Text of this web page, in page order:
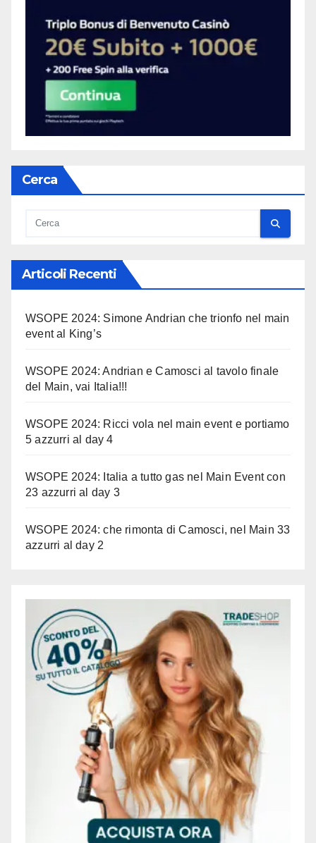
Cerca
Articoli Recenti
WSOPE 2024: Simone Andrian che trionfo nel main
event al King’s
WSOPE 2024: Andrian e Camosci al tavolo finale
del Main, vai Italia!!!
WSOPE 2024: Ricci vola nel main event e portiamo
5 azzurri al day 4
WSOPE 2024: Italia a tutto gas nel Main Event con
23 azzurri al day 3
WSOPE 2024: che rimonta di Camosci, nel Main 33
azzurri al day 2